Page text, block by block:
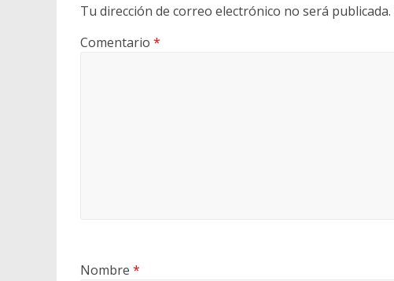
Tu dirección de correo electrónico no será publicada.
Comentario *
Nombre *